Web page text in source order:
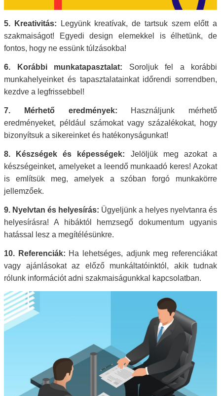
5. Kreativitás: Legyünk kreatívak, de tartsuk szem előtt a
szakmaiságot! Egyedi design elemekkel is élhetünk, de
fontos, hogy ne essünk túlzásokba!
6. Korábbi munkatapasztalat: Soroljuk fel a korábbi
munkahelyeinket és tapasztalatainkat időrendi sorrendben,
kezdve a legfrissebbel!
7. Mérhető eredmények: Használjunk mérhető
eredményeket, például számokat vagy százalékokat, hogy
bizonyítsuk a sikereinket és hatékonyságunkat!
8. Készségek és képességek: Jelöljük meg azokat a
készségeinket, amelyeket a leendő munkaadó keres! Azokat
is említsük meg, amelyek a szóban forgó munkakörre
jellemzőek.
9. Nyelvtan és helyesírás: Ügyeljünk a helyes nyelvtanra és
helyesírásra! A hibáktól hemzsegő dokumentum ugyanis
hatással lesz a megítélésünkre.
10. Referenciák: Ha lehetséges, adjunk meg referenciákat
vagy ajánlásokat az előző munkáltatóinktól, akik tudnak
rólunk információt adni szakmaiságunkkal kapcsolatban.